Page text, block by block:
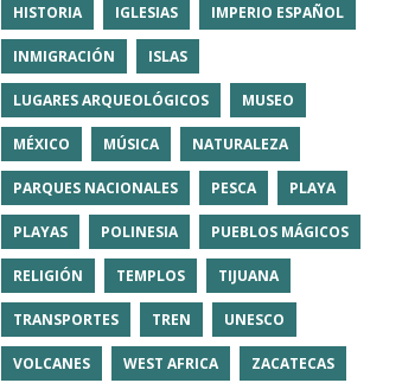
HISTORIA IGLESIAS IMPERIO ESPAÑOL
INMIGRACIÓN ISLAS
LUGARES ARQUEOLÓGICOS MUSEO
MÉXICO MÚSICA NATURALEZA
PARQUES NACIONALES PESCA PLAYA
PLAYAS POLINESIA PUEBLOS MÁGICOS
RELIGIÓN TEMPLOS TIJUANA
TRANSPORTES TREN UNESCO
VOLCANES WEST AFRICA ZACATECAS